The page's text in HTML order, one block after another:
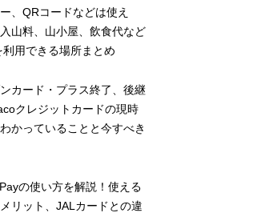
、QRコードなどは使え
山料、山小屋、飲食代など
用できる場所まとめ
カード・プラス終了、後継
クレジットカードの現時
かっていることと今すべき
の使い方を解説！使える
リット、JALカードとの違